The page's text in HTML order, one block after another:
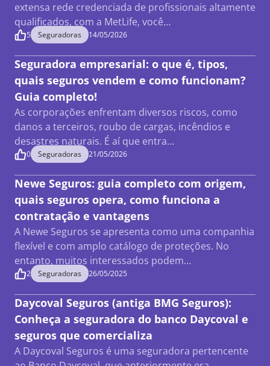
extensa rede credenciada de profissionais altamente
qualificados, com a MetLife, você…
5 Seguradoras 14/05/2026
Seguradora empresarial: o que é, tipos,
quais seguros vendem e como funcionam?
Guia completo!
As corporações enfrentam diversos riscos, como
danos a terceiros, roubo de cargas, incêndios e
desastres naturais. É aí que entra…
0 Seguradoras 21/05/2026
Newe Seguros: guia completo com origem,
quais seguros opera, como funciona a
contratação e vantagens
A Newe Seguros se apresenta como uma companhia
flexível e com amplo catálogo de proteções. No
entanto, muitos interessados podem…
2 Seguradoras 26/05/2025
Daycoval Seguros (antiga BMG Seguros):
Conheça a seguradora do banco Daycoval e
seguros que comercializa
A Daycoval Seguros é uma seguradora pertencente